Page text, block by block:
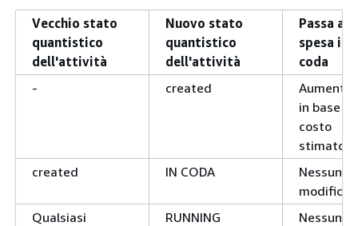
Vecchio stato
quantistico
dell'attività
Nuovo stato
quantistico
dell'attività
Passa
spesa in
coda
-
created
in base al
costo
stimato
created
IN CODA
Nessuna
modifica
Qualsiasi
RUNNING
Nessuna